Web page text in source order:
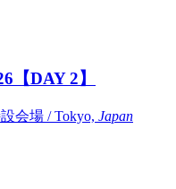
【DAY 2】
会場 / Tokyo, Japan